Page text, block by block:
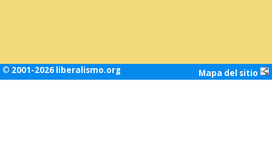
© 2001-2026 liberalismo.org Mapa del sitio